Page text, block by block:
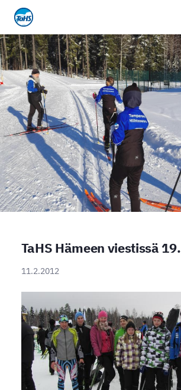
Siirry
sivun
sisältöön
Tampereen Hiihtoseura
TaHS Hämeen viestissä 19.
11.2.2012